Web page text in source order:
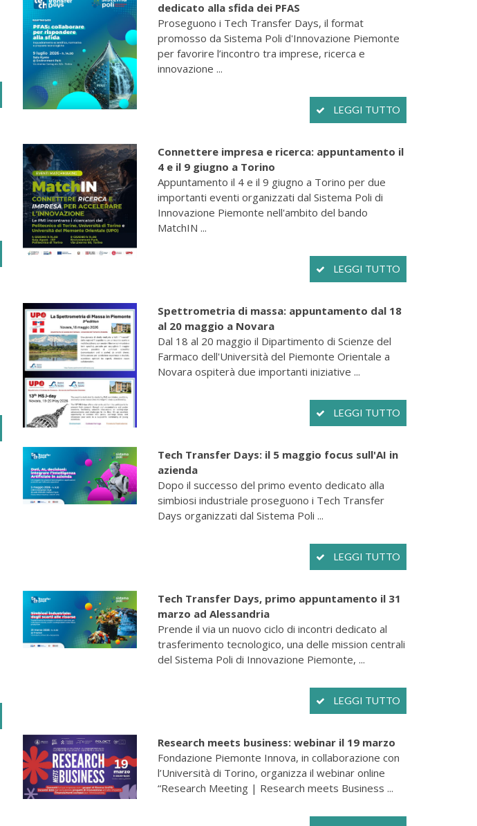
dedicato alla sfida dei PFAS
Proseguono i Tech Transfer Days, il format
promosso da Sistema Poli d'Innovazione Piemonte
per favorire l’incontro tra imprese, ricerca e
innovazione ...
LEGGI TUTTO
Connettere impresa e ricerca: appuntamento il
4 e il 9 giugno a Torino
Appuntamento il 4 e il 9 giugno a Torino per due
importanti eventi organizzati dal Sistema Poli di
Innovazione Piemonte nell'ambito del bando
MatchIN ...
LEGGI TUTTO
Spettrometria di massa: appuntamento dal 18
al 20 maggio a Novara
Dal 18 al 20 maggio il Dipartimento di Scienze del
Farmaco dell'Università del Piemonte Orientale a
Novara ospiterà due importanti iniziative ...
LEGGI TUTTO
Tech Transfer Days: il 5 maggio focus sull'AI in
azienda
Dopo il successo del primo evento dedicato alla
simbiosi industriale proseguono i Tech Transfer
Days organizzati dal Sistema Poli ...
LEGGI TUTTO
Tech Transfer Days, primo appuntamento il 31
marzo ad Alessandria
Prende il via un nuovo ciclo di incontri dedicato al
trasferimento tecnologico, una delle mission centrali
del Sistema Poli di Innovazione Piemonte, ...
LEGGI TUTTO
Research meets business: webinar il 19 marzo
Fondazione Piemonte Innova, in collaborazione con
l’Università di Torino, organizza il webinar online
“Research Meeting | Research meets Business ...